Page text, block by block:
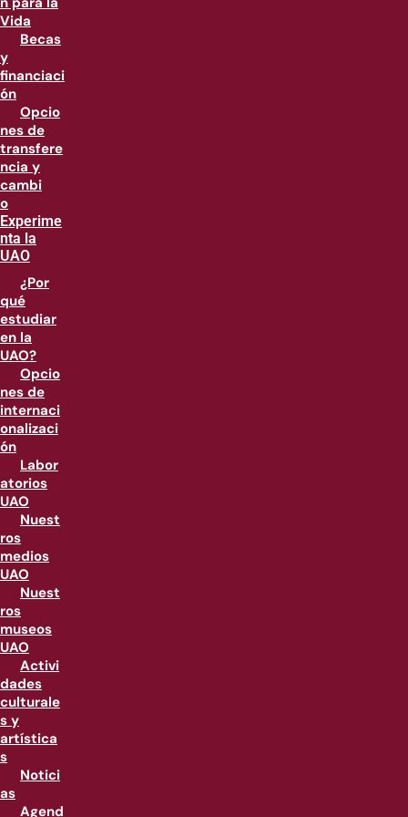
Vida
Becas
y
financiaci
ón
Opcio
nes de
transfere
ncia y
cambi
o
Experime
nta la
UAO
¿Por
qué
estudiar
en la
UAO?
Opcio
nes de
internaci
onalizaci
ón
Labor
atorios
UAO
Nuest
ros
medios
UAO
Nuest
ros
museos
UAO
Activi
dades
culturale
s y
artística
s
Notici
as
Agend